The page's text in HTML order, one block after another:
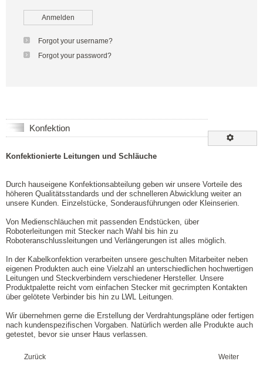
Anmelden
Forgot your username?
Forgot your password?
Konfektion
Konfektionierte Leitungen und Schläuche
Durch hauseigene Konfektionsabteilung geben wir unsere Vorteile des
höheren Qualitätsstandards und der schnelleren Abwicklung weiter an
unsere Kunden. Einzelstücke, Sonderausführungen oder Kleinserien.
Von Medienschläuchen mit passenden Endstücken, über
Roboterleitungen mit Stecker nach Wahl bis hin zu
Roboteranschlussleitungen und Verlängerungen ist alles möglich.
In der Kabelkonfektion verarbeiten unsere geschulten Mitarbeiter neben
eigenen Produkten auch eine Vielzahl an unterschiedlichen hochwertigen
Leitungen und Steckverbindern verschiedener Hersteller. Unsere
Produktpalette reicht vom einfachen Stecker mit gecrimpten Kontakten
über gelötete Verbinder bis hin zu LWL Leitungen.
Wir übernehmen gerne die Erstellung der Verdrahtungspläne oder fertigen
nach kundenspezifischen Vorgaben. Natürlich werden alle Produkte auch
getestet, bevor sie unser Haus verlassen.
Zurück Weiter